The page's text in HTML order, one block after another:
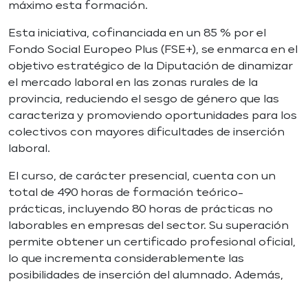
máximo esta formación.
Esta iniciativa, cofinanciada en un 85 % por el
Fondo Social Europeo Plus (FSE+), se enmarca en el
objetivo estratégico de la Diputación de dinamizar
el mercado laboral en las zonas rurales de la
provincia, reduciendo el sesgo de género que las
caracteriza y promoviendo oportunidades para los
colectivos con mayores dificultades de inserción
laboral.
El curso, de carácter presencial, cuenta con un
total de 490 horas de formación teórico-
prácticas, incluyendo 80 horas de prácticas no
laborables en empresas del sector. Su superación
permite obtener un certificado profesional oficial,
lo que incrementa considerablemente las
posibilidades de inserción del alumnado. Además,